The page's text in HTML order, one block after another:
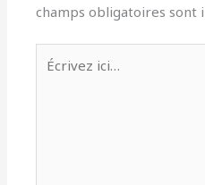
champs obligatoires sont
ici…